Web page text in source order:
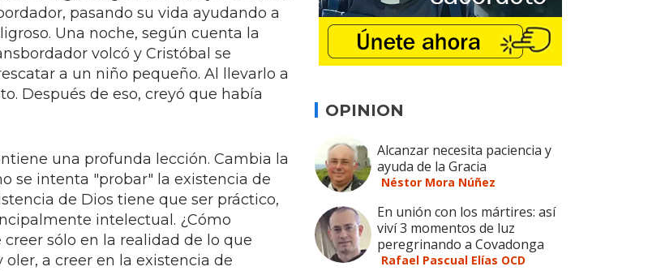
pasando su vida ayudando a
Una noche, según cuenta la
volcó y Cristóbal se
a un niño pequeño. Al llevarlo a
Después de eso, creyó que había
una profunda lección. Cambia la
se intenta "probar" la existencia de
de Dios tiene que ser práctico,
intelectual. ¿Cómo
sólo en la realidad de lo que
a creer en la existencia de
OPINION
Alcanzar necesita paciencia y
ayuda de la Gracia
Néstor Mora Núñez
En unión con los mártires: así
viví 3 momentos de luz
peregrinando a Covadonga
Rafael Pascual Elías OCD